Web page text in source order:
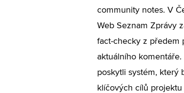
community notes. V
Web Seznam Zprávy
fact-checky z předem
aktuálního
poskytli systém, který
klíčových cílů